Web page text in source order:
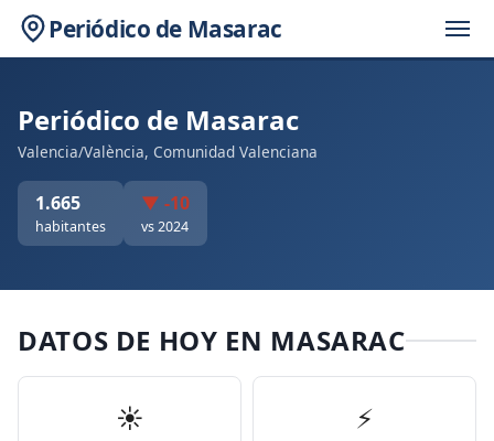
Periódico de Masarac
Periódico de Masarac
Valencia/València, Comunidad Valenciana
1.665
habitantes
▼ -10
vs 2024
DATOS DE HOY EN MASARAC
☀️ ⚡